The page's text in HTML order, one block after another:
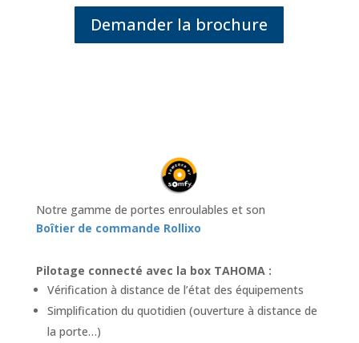
Demander la brochure
Notre gamme de portes enroulables et son
Boîtier de commande Rollixo
Pilotage connecté avec la box TAHOMA :
Vérification à distance de l’état des équipements
Simplification du quotidien (ouverture à distance de
la porte…)